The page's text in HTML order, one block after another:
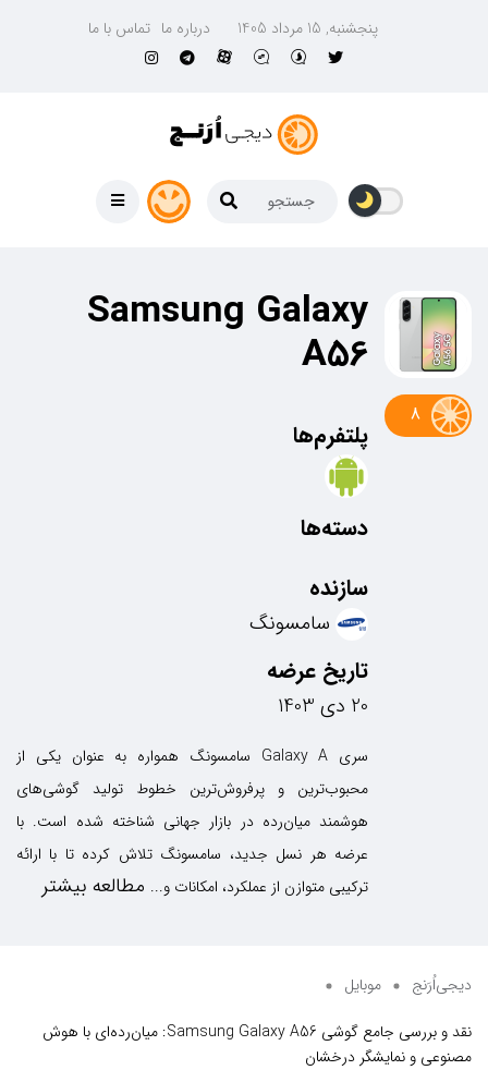
پنجشنبه, 15 مرداد 1405 درباره ما تماس با ما
8
Samsung Galaxy
A56
پلتفرم‌ها
دسته‌ها
سازنده
سامسونگ
تاریخ عرضه
20 دی 1403
سری Galaxy A سامسونگ همواره به عنوان یکی از
محبوب‌ترین و پرفروش‌ترین خطوط تولید گوشی‌های
هوشمند میان‌رده در بازار جهانی شناخته شده است. با
عرضه هر نسل جدید، سامسونگ تلاش کرده تا با ارائه
ترکیبی متوازن از عملکرد، امکانات و... مطالعه بیشتر
دیجی‌اُرَنج
موبایل
نقد و بررسی جامع گوشی Samsung Galaxy A56: میان‌رده‌ای با هوش
مصنوعی و نمایشگر درخشان